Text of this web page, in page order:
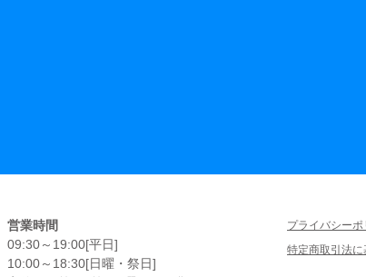
営業時間
09:30～19:00[平日]
10:00～18:30[日曜・祭日]
プライバシーポ
特定商取引法